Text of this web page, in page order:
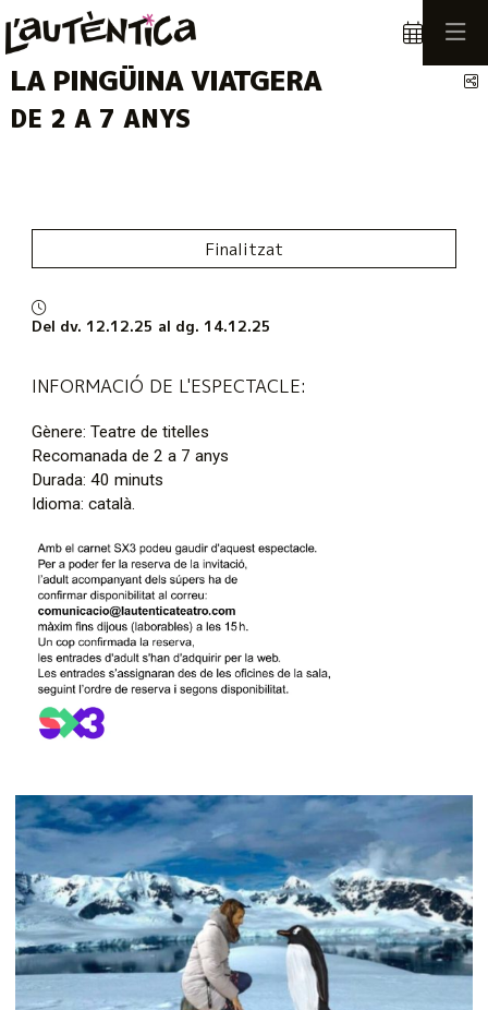
LA PINGÜINA VIATGERA
DE 2 A 7 ANYS
Finalitzat
Del dv. 12.12.25 al dg. 14.12.25
INFORMACIÓ DE L'ESPECTACLE:
Gènere: Teatre de titelles
Recomanada de 2 a 7 anys
Durada: 40 minuts
Idioma: català.